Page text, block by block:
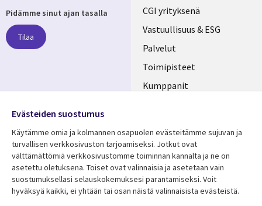
Useful
links
FINLAND
CGI yrityksenä
Vastuullisuus & ESG
Palvelut
Toimipisteet
Kumppanit
Resurssikeskus
Library
Asiakastarinat
Lisätietoa
Legal
Tietosuoja
Pidämme sinut ajan tasalla
Tilaa
Media
FINLAND
Evästeiden suostumus
Käytämme omia ja kolmannen osapuolen evästeitämme sujuvan ja
turvallisen verkkosivuston tarjoamiseksi. Jotkut ovat
välttämättömiä verkkosivustomme toiminnan kannalta ja ne on
asetettu oletuksena. Toiset ovat valinnaisia ​​ja asetetaan vain
suostumuksellasi selauskokemuksesi parantamiseksi. Voit
hyväksyä kaikki, ei yhtään tai osan näistä valinnaisista evästeistä.